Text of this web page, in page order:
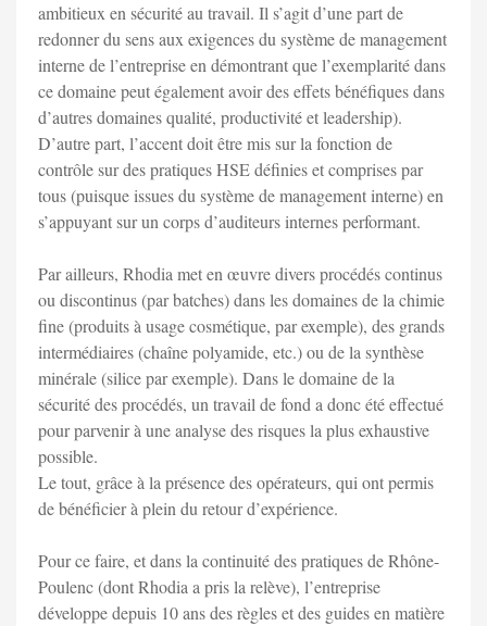
ambitieux en sécurité au travail. Il s’agit d’une part de
redonner du sens aux exigences du système de management
interne de l’entreprise en démontrant que l’exemplarité dans
ce domaine peut également avoir des effets bénéfiques dans
d’autres domaines qualité, productivité et leadership).
D’autre part, l’accent doit être mis sur la fonction de
contrôle sur des pratiques HSE définies et comprises par
tous (puisque issues du système de management interne) en
s’appuyant sur un corps d’auditeurs internes performant.
Par ailleurs, Rhodia met en œuvre divers procédés continus
ou discontinus (par batches) dans les domaines de la chimie
fine (produits à usage cosmétique, par exemple), des grands
intermédiaires (chaîne polyamide, etc.) ou de la synthèse
minérale (silice par exemple). Dans le domaine de la
sécurité des procédés, un travail de fond a donc été effectué
pour parvenir à une analyse des risques la plus exhaustive
possible.
Le tout, grâce à la présence des opérateurs, qui ont permis
de bénéficier à plein du retour d’expérience.
Pour ce faire, et dans la continuité des pratiques de Rhône-
Poulenc (dont Rhodia a pris la relève), l’entreprise
développe depuis 10 ans des règles et des guides en matière